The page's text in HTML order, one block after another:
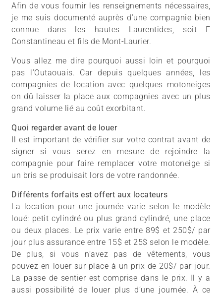
Afin de vous fournir les renseignements nécessaires,
je me suis documenté auprès d’une compagnie bien
connue dans les hautes Laurentides, soit F
Constantineau et fils de Mont-Laurier.
Vous allez me dire pourquoi aussi loin et pourquoi
pas l’Outaouais. Car depuis quelques années, les
compagnies de location avec quelques motoneiges
on dû laisser la place aux compagnies avec un plus
grand volume lié au coût exorbitant.
Quoi regarder avant de louer
Il est important de vérifier sur votre contrat avant de
signer si vous serez en mesure de rejoindre la
compagnie pour faire remplacer votre motoneige si
un bris se produisait lors de votre randonnée.
Différents forfaits est offert aux locateurs
La location pour une journée varie selon le modèle
loué: petit cylindré ou plus grand cylindré, une place
ou deux places. Le prix varie entre 89$ et 250$/ par
jour plus assurance entre 15$ et 25$ selon le modèle.
De plus, si vous n’avez pas de vêtements, vous
pouvez en louer sur place à un prix de 20$/ par jour.
La passe de sentier est comprise dans le prix. Il y a
aussi possibilité de louer plus d’une journée. À ce